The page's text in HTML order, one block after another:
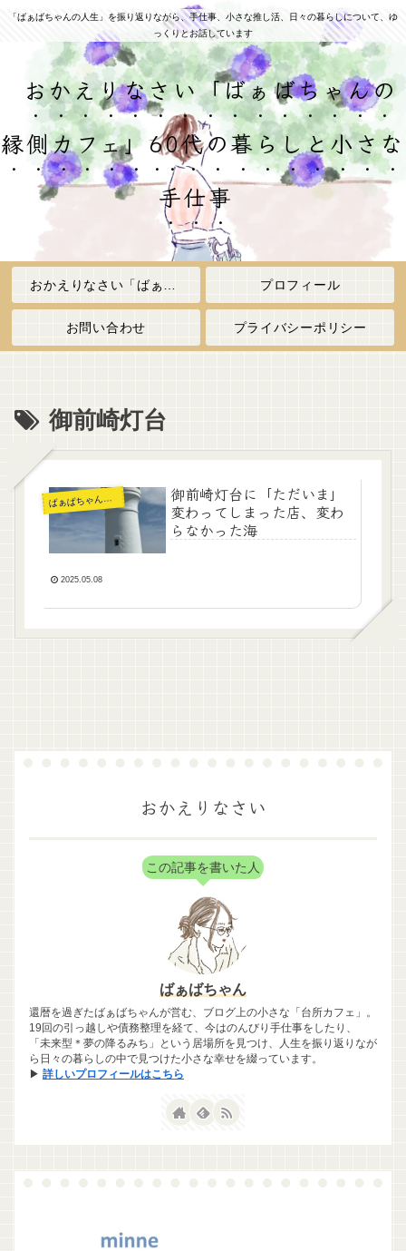
「ばぁばちゃんの人生」を振り返りながら、手仕事、小さな推し活、日々の暮らしについて、ゆ
っくりとお話しています
おかえりなさい「ばぁばちゃんの
縁側カフェ」60代の暮らしと小さな
手仕事
プロフィール
お問い合わせ プライバシーポリシー
御前崎灯台
ばぁばちゃんの暮らし
御前崎灯台に「ただいま」
変わってしまった店、変わ
らなかった海
2025.05.08
おかえりなさい
この記事を書いた人
ばぁばちゃん
還暦を過ぎたばぁばちゃんが営む、ブログ上の小さな「台所カフェ」。
19回の引っ越しや債務整理を経て、今はのんびり手仕事をしたり、
「未来型＊夢の降るみち」という居場所を見つけ、人生を振り返りなが
ら日々の暮らしの中で見つけた小さな幸せを綴っています。
▶ 詳しいプロフィールはこちら